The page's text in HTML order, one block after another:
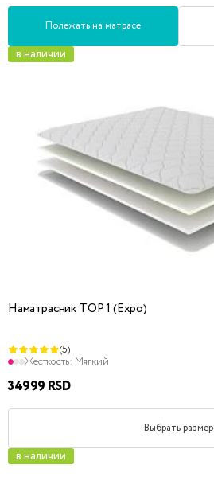
Полежать на матрасе
в наличии
Наматрасник TOP 1 (Expo)
(5)
Жесткость: Мягкий
34999 RSD
Выбрать размер
в наличии